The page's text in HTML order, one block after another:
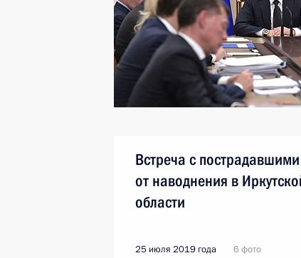
Встреча с пострадавшими
от наводнения в
области
25 июля 2019 года 6 фото